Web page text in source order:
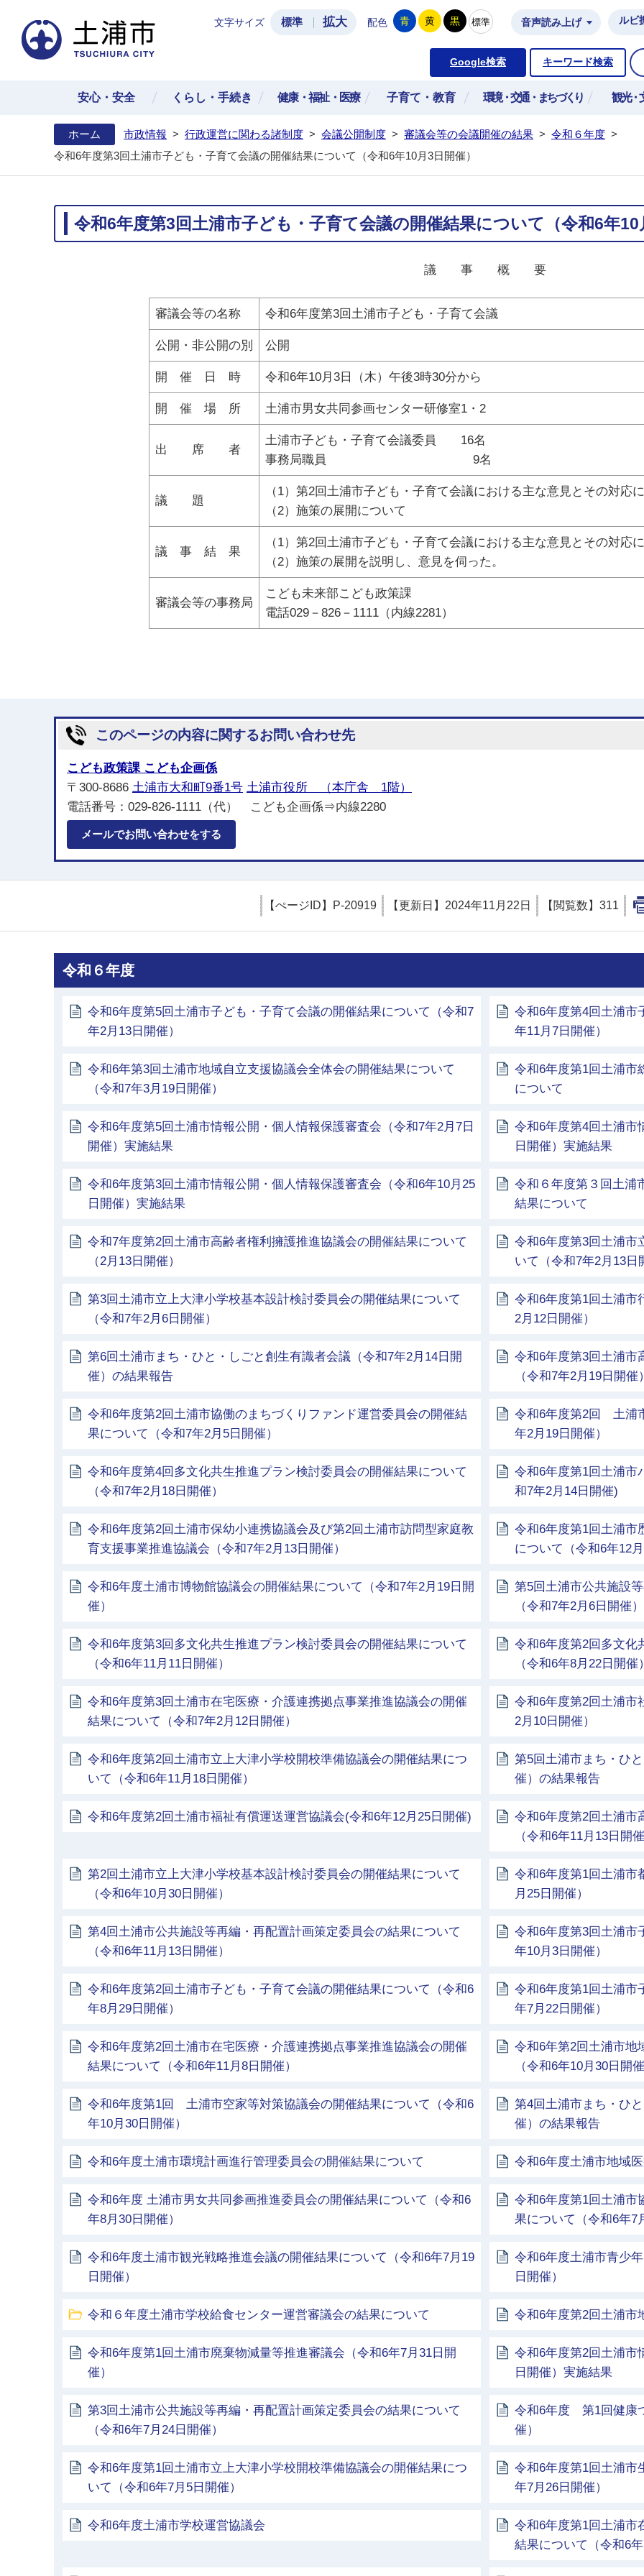
土浦市公式ホームページ
文字サイズ 標準 拡大 配色 青 黄 黒 標準 音声読み上げ ルビ
Google検索 キーワード検索
安心・安全 くらし・手続き 健康・福祉・医療 子育て・教育 環境・交通・まちづくり 観光・
ホーム 市政情報 > 行政運営に関わる諸制度 > 会議公開制度 > 審議会等の会議開催の結果 > 令和６年度 >
令和6年度第3回土浦市子ども・子育て会議の開催結果について（令和6年10月3日開催）
令和6年度第3回土浦市子ども・子育て会議の開催結果について（令和6年10
議 事 概 要
審議会等の名称 令和6年度第3回土浦市子ども・子育て会議
公開・非公開の別 公開
開 催 日 時 令和6年10月3日（木）午後3時30分から
開 催 場 所 土浦市男女共同参画センター研修室1・2
出 席 者
土浦市子ども・子育て会議委員 16名
事務局職員 9名
議 題
（1）第2回土浦市子ども・子育て会議における主な意見とその対応
（2）施策の展開について
議 事 結 果
（1）第2回土浦市子ども・子育て会議における主な意見とその対応
（2）施策の展開を説明し、意見を伺った。
審議会等の事務局
こども未来部こども政策課
電話029－826－1111（内線2281）
このページの内容に関するお問い合わせ先
こども政策課 こども企画係
〒300-8686 土浦市大和町9番1号 土浦市役所 （本庁舎 1階）
電話番号：029-826-1111（代） こども企画係⇒内線2280
メールでお問い合わせをする
【ぺージID】 P-20919 【更新日】 2024年11月22日 【閲覧数】 311
令和６年度
令和6年度第5回土浦市子ども・子育て会議の開催結果について（令和7
年2月13日開催）
令和6年度第4回土浦市
年11月7日開催）
令和6年第3回土浦市地域自立支援協議会全体会の開催結果について
（令和7年3月19日開催）
令和6年度第1回土浦市
について
令和6年度第5回土浦市情報公開・個人情報保護審査会（令和7年2月7日
開催）実施結果
令和6年度第4回土浦市
日開催）実施結果
令和6年度第3回土浦市情報公開・個人情報保護審査会（令和6年10月25
日開催）実施結果
令和６年度第３回土浦
結果について
令和7年度第2回土浦市高齢者権利擁護推進協議会の開催結果について
（2月13日開催）
令和6年度第3回土浦市
いて（令和7年2月13日
第3回土浦市立上大津小学校基本設計検討委員会の開催結果について
（令和7年2月6日開催）
令和6年度第1回土浦市
2月12日開催）
第6回土浦市まち・ひと・しごと創生有識者会議（令和7年2月14日開
催）の結果報告
令和6年度第3回土浦市
（令和7年2月19日開催
令和6年度第2回土浦市協働のまちづくりファンド運営委員会の開催結
果について（令和7年2月5日開催）
令和6年度第2回 土浦
年2月19日開催）
令和6年度第4回多文化共生推進プラン検討委員会の開催結果について
（令和7年2月18日開催）
令和6年度第1回土浦市
和7年2月14日開催)
令和6年度第2回土浦市保幼小連携協議会及び第2回土浦市訪問型家庭教
育支援事業推進協議会（令和7年2月13日開催）
令和6年度第1回土浦市
について（令和6年12
令和6年度土浦市博物館協議会の開催結果について（令和7年2月19日開
催）
第5回土浦市公共施設
（令和7年2月6日開催）
令和6年度第3回多文化共生推進プラン検討委員会の開催結果について
（令和6年11月11日開催）
令和6年度第2回多文化
（令和6年8月22日開催
令和6年度第3回土浦市在宅医療・介護連携拠点事業推進協議会の開催
結果について（令和7年2月12日開催）
令和6年度第2回土浦市
2月10日開催）
令和6年度第2回土浦市立上大津小学校開校準備協議会の開催結果につ
いて（令和6年11月18日開催）
第5回土浦市まち・ひ
催）の結果報告
令和6年度第2回土浦市福祉有償運送運営協議会(令和6年12月25日開催)
令和6年度第2回土浦市
（令和6年11月13日開
第2回土浦市立上大津小学校基本設計検討委員会の開催結果について
（令和6年10月30日開催）
令和6年度第1回土浦市
月25日開催）
第4回土浦市公共施設等再編・再配置計画策定委員会の結果について
（令和6年11月13日開催）
令和6年度第3回土浦市
年10月3日開催）
令和6年度第2回土浦市子ども・子育て会議の開催結果について（令和6
年8月29日開催）
令和6年度第1回土浦市
年7月22日開催）
令和6年度第2回土浦市在宅医療・介護連携拠点事業推進協議会の開催
結果について（令和6年11月8日開催）
令和6年第2回土浦市地
（令和6年10月30日開
令和6年度第1回 土浦市空家等対策協議会の開催結果について（令和6
年10月30日開催）
第4回土浦市まち・ひ
催）の結果報告
令和6年度土浦市環境計画進行管理委員会の開催結果について 令和6年度土浦市地域
令和6年度 土浦市男女共同参画推進委員会の開催結果について（令和6
年8月30日開催）
令和6年度第1回土浦市
果について（令和6年7
令和6年度土浦市観光戦略推進会議の開催結果について（令和6年7月19
日開催）
令和6年度土浦市青少
日開催）
令和６年度土浦市学校給食センター運営審議会の結果について 令和6年度第2回土浦市
令和6年度第1回土浦市廃棄物減量等推進審議会（令和6年7月31日開
催）
令和6年度第2回土浦市
日開催）実施結果
第3回土浦市公共施設等再編・再配置計画策定委員会の結果について
（令和6年7月24日開催）
令和6年度 第1回健康
催）
令和6年度第1回土浦市立上大津小学校開校準備協議会の開催結果につ
いて（令和6年7月5日開催）
令和6年度第1回土浦市
年7月26日開催）
令和6年度土浦市学校運営協議会
令和6年度第1回土浦市
結果について（令和6